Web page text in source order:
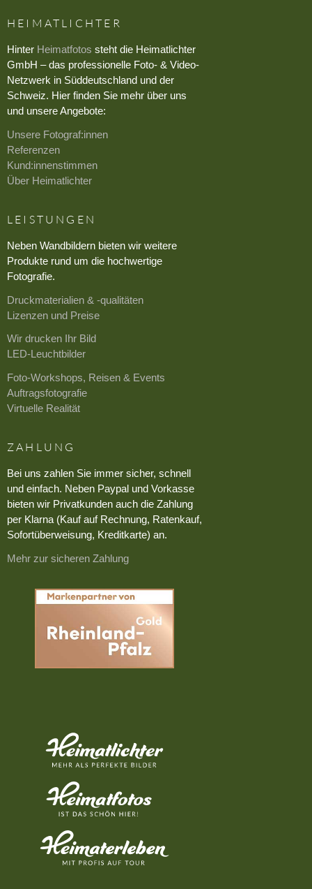
HEIMATLICHTER
Hinter Heimatfotos steht die Heimatlichter
GmbH – das professionelle Foto- & Video-
Netzwerk in Süddeutschland und der
Schweiz. Hier finden Sie mehr über uns
und unsere Angebote:
Unsere Fotograf:innen
Referenzen
Kund:innenstimmen
Über Heimatlichter
LEISTUNGEN
Neben Wandbildern bieten wir weitere
Produkte rund um die hochwertige
Fotografie.
Druckmaterialien & -qualitäten
Lizenzen und Preise
Wir drucken Ihr Bild
LED-Leuchtbilder
Foto-Workshops, Reisen & Events
Auftragsfotografie
Virtuelle Realität
ZAHLUNG
Bei uns zahlen Sie immer sicher, schnell
und einfach. Neben Paypal und Vorkasse
bieten wir Privatkunden auch die Zahlung
per Klarna (Kauf auf Rechnung, Ratenkauf,
Sofortüberweisung, Kreditkarte) an.
Mehr zur sicheren Zahlung